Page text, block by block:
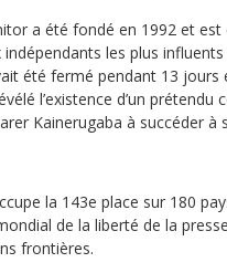
a été fondé en 1992 et est
les plus influents
été fermé pendant 13 jours
l’existence d’un prétendu
Kainerugaba à succéder à
la 143e place sur 180
de la liberté de la
frontières.